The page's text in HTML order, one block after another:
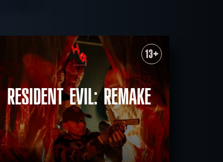
6400 р.
13:00 14:15 15:30
16:45
19:15
5000 -
6400 р.
13+
RESIDENT EVIL: REMAKE